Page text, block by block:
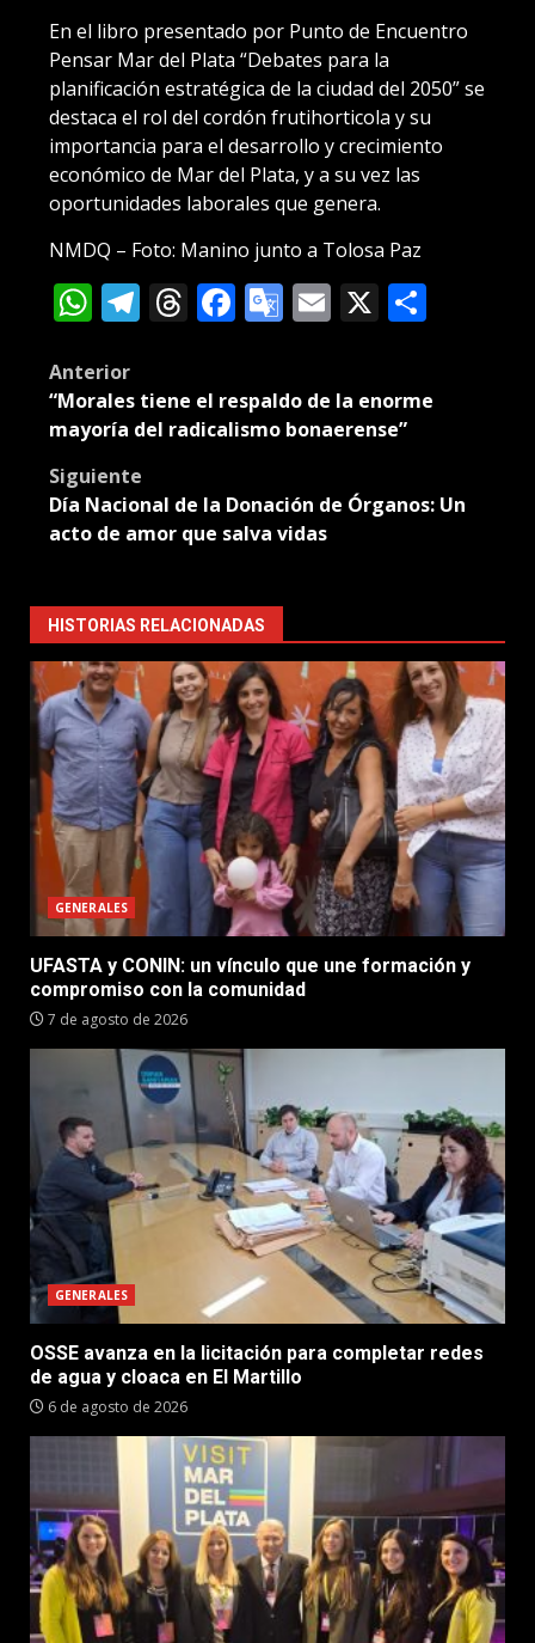
En el libro presentado por Punto de Encuentro
Pensar Mar del Plata “Debates para la
planificación estratégica de la ciudad del 2050” se
destaca el rol del cordón frutihorticola y su
importancia para el desarrollo y crecimiento
económico de Mar del Plata, y a su vez las
oportunidades laborales que genera.
NMDQ – Foto: Manino junto a Tolosa Paz
WhatsApp
Telegram
Threads
Facebook
Google
Email
X
Post
navigation
Anterior
“Morales tiene el respaldo de la enorme
mayoría del radicalismo bonaerense”
Siguiente
Día Nacional de la Donación de Órganos: Un
acto de amor que salva vidas
HISTORIAS RELACIONADAS
GENERALES
UFASTA y CONIN: un vínculo que une formación y
compromiso con la comunidad
7 de agosto de 2026
GENERALES
OSSE avanza en la licitación para completar redes
de agua y cloaca en El Martillo
6 de agosto de 2026